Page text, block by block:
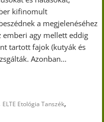
kifinomult
a megjelenéséhez
emberi agy mellett eddig
tartott fajok (kutyák és
Azonban…
ELTE Etológia Tanszék,